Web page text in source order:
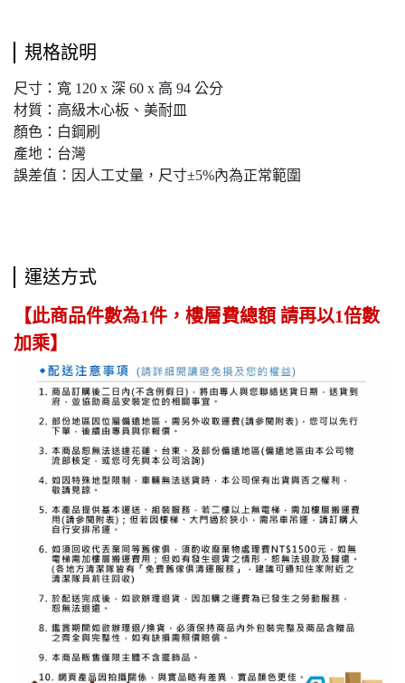
規格說明
尺寸：寬 120 x 深 60 x 高 94 公分
材質：高級木心板、美耐皿
顏色：白鋼刷
產地：台灣
誤差值：因人工丈量，尺寸±5%內為正常範圍
運送方式
【此商品件數為1件，樓層費總額 請再以1倍數
加乘】